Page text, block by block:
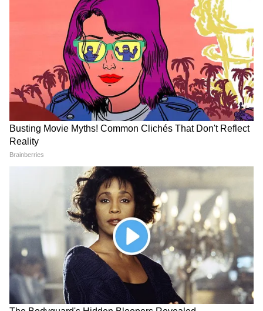
Image Credit :AI PHOTE
কারা পাবেন এই টাকা?
আগামী ১ জুন থেকে চালু হতে যাওয়া এই প্রকল্পে
আর্থিক সহায়তার পরিমাণ উল্লেখযোগ্যভাবে
বাড়ানো হয়েছে।
মাসিক ভাতা: জাতি-ধর্ম নির্বিশেষে রাজ্যের যোগ্য
মহিলারা প্রতি মাসে ৩,০০০ টাকা সরাসরি ব্যাংক
অ্যাকাউন্টে (DBT) পাবেন। কারণ, তৃণমূল
কংগ্রেসের সময়ে পূর্ববর্তী প্রকল্পে জাতিগত বিভাজন
থাকলেও, অন্নপূর্ণা ভাণ্ডারে সমস্ত সাধারণ ও
সংরক্ষিত শ্রেণীর মহিলাদের জন্য সমান ভাতার
ইঙ্গিত দেওয়া হয়েছে।